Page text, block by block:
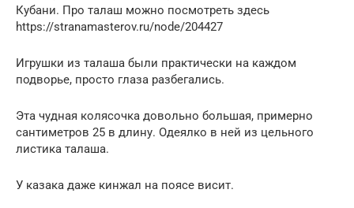
Кубани. Про талаш можно посмотреть здесь
https://stranamasterov.ru/node/204427
Игрушки из талаша были практически на каждом
подворье, просто глаза разбегались.
Эта чудная колясочка довольно большая, примерно
сантиметров 25 в длину. Одеялко в ней из цельного
листика талаша.
У казака даже кинжал на поясе висит.